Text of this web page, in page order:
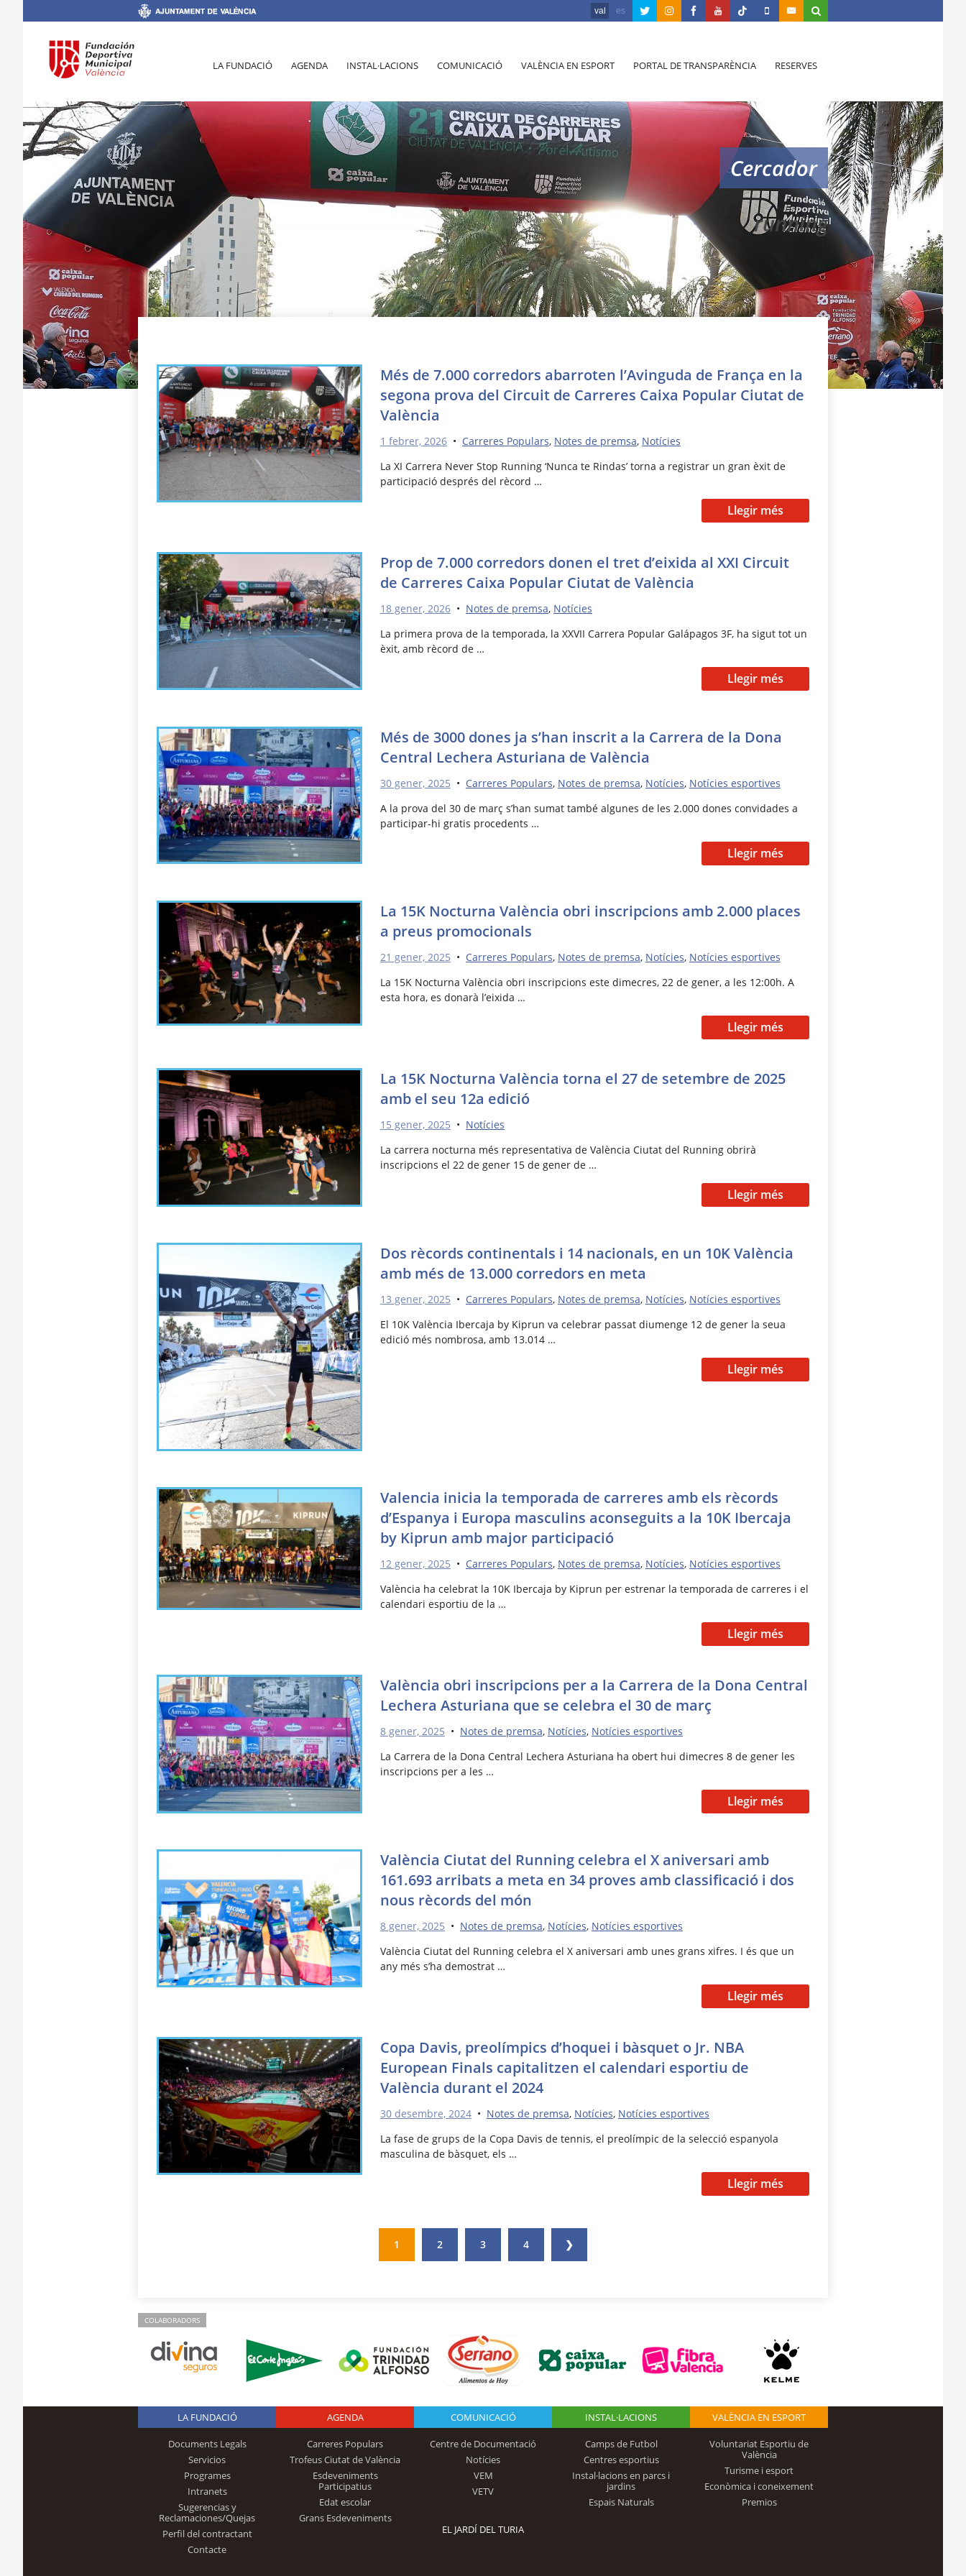
val es
LA FUNDACIÓ AGENDA INSTAL·LACIONS COMUNICACIÓ VALÈNCIA EN ESPORT PORTAL DE TRANSPARÈNCIA RESERVES
Cercador
running
Més de 7.000 corredors abarroten l’Avinguda de França en la
segona prova del Circuit de Carreres Caixa Popular Ciutat de
València
1 febrer, 2026• Carreres Populars, Notes de premsa, Notícies
La XI Carrera Never Stop Running ‘Nunca te Rindas’ torna a registrar un gran èxit de
participació després del rècord …
Llegir més
Prop de 7.000 corredors donen el tret d’eixida al XXI Circuit
de Carreres Caixa Popular Ciutat de València
18 gener, 2026• Notes de premsa, Notícies
La primera prova de la temporada, la XXVII Carrera Popular Galápagos 3F, ha sigut tot un
èxit, amb rècord de …
Llegir més
Més de 3000 dones ja s’han inscrit a la Carrera de la Dona
Central Lechera Asturiana de València
30 gener, 2025 • Carreres Populars, Notes de premsa, Notícies, Notícies esportives
A la prova del 30 de març s’han sumat també algunes de les 2.000 dones convidades a
participar-hi gratis procedents …
Llegir més
La 15K Nocturna València obri inscripcions amb 2.000 places
a preus promocionals
21 gener, 2025 • Carreres Populars, Notes de premsa, Notícies, Notícies esportives
La 15K Nocturna València obri inscripcions este dimecres, 22 de gener, a les 12:00h. A
esta hora, es donarà l’eixida …
Llegir més
La 15K Nocturna València torna el 27 de setembre de 2025
amb el seu 12a edició
15 gener, 2025 • Notícies
La carrera nocturna més representativa de València Ciutat del Running obrirà
inscripcions el 22 de gener 15 de gener de …
Llegir més
Dos rècords continentals i 14 nacionals, en un 10K València
amb més de 13.000 corredors en meta
13 gener, 2025 • Carreres Populars, Notes de premsa, Notícies, Notícies esportives
El 10K València Ibercaja by Kiprun va celebrar passat diumenge 12 de gener la seua
edició més nombrosa, amb 13.014 …
Llegir més
Valencia inicia la temporada de carreres amb els rècords
d’Espanya i Europa masculins aconseguits a la 10K Ibercaja
by Kiprun amb major participació
12 gener, 2025 • Carreres Populars, Notes de premsa, Notícies, Notícies esportives
València ha celebrat la 10K Ibercaja by Kiprun per estrenar la temporada de carreres i el
calendari esportiu de la …
Llegir més
València obri inscripcions per a la Carrera de la Dona Central
Lechera Asturiana que se celebra el 30 de març
8 gener, 2025 • Notes de premsa, Notícies, Notícies esportives
La Carrera de la Dona Central Lechera Asturiana ha obert hui dimecres 8 de gener les
inscripcions per a les …
Llegir més
València Ciutat del Running celebra el X aniversari amb
161.693 arribats a meta en 34 proves amb classificació i dos
nous rècords del món
8 gener, 2025 • Notes de premsa, Notícies, Notícies esportives
València Ciutat del Running celebra el X aniversari amb unes grans xifres. I és que un
any més s’ha demostrat …
Llegir més
Copa Davis, preolímpics d’hoquei i bàsquet o Jr. NBA
European Finals capitalitzen el calendari esportiu de
València durant el 2024
30 desembre, 2024• Notes de premsa, Notícies, Notícies esportives
La fase de grups de la Copa Davis de tennis, el preolímpic de la selecció espanyola
masculina de bàsquet, els …
Llegir més
1 2 3 4 ❯
COLABORADORS
Logo Fundación
Trinidad Alfonso
LA FUNDACIÓ
Documents Legals
Servicios
Programes
Intranets
Sugerencias y
Reclamaciones/Quejas
Perfil del contractant
Contacte
AGENDA
Carreres Populars
Trofeus Ciutat de València
Esdeveniments
Participatius
Edat escolar
Grans Esdeveniments
COMUNICACIÓ
Centre de Documentació
Notícies
VEM
VETV
INSTAL·LACIONS
Camps de Futbol
Centres esportius
Instal·lacions en parcs i
jardins
Espais Naturals
VALÈNCIA EN ESPORT
Voluntariat Esportiu de
València
Turisme i esport
Econòmica i coneixement
Premios
EL JARDÍ DEL TURIA